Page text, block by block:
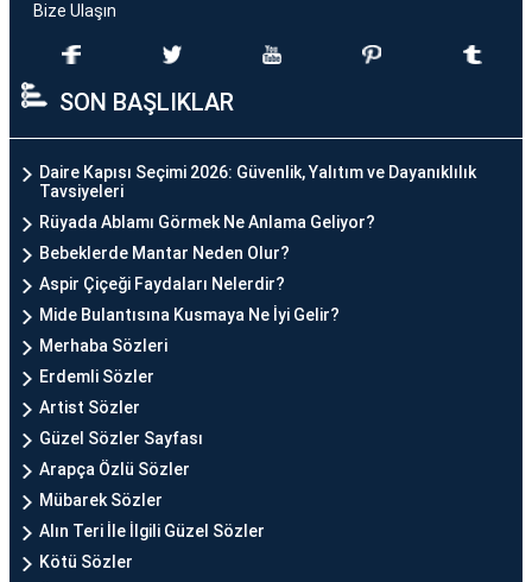
Bize Ulaşın
SON BAŞLIKLAR
Daire Kapısı Seçimi 2026: Güvenlik, Yalıtım ve Dayanıklılık
Tavsiyeleri
Rüyada Ablamı Görmek Ne Anlama Geliyor?
Bebeklerde Mantar Neden Olur?
Aspir Çiçeği Faydaları Nelerdir?
Mide Bulantısına Kusmaya Ne İyi Gelir?
Merhaba Sözleri
Erdemli Sözler
Artist Sözler
Güzel Sözler Sayfası
Arapça Özlü Sözler
Mübarek Sözler
Alın Teri İle İlgili Güzel Sözler
Kötü Sözler